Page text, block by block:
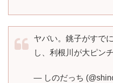
ヤバい。銚子がすで
し、利根川が大ピンチ
— しのだっち